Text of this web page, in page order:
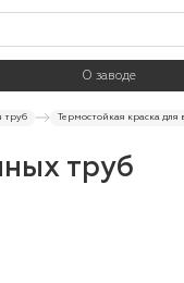
О заводе
труб Термостойкая краска
труб